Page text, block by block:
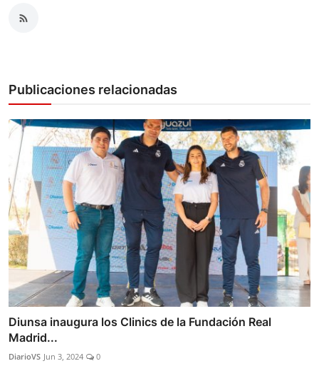
Publicaciones relacionadas
Diunsa inaugura los Clinics de la Fundación Real
Madrid...
DiarioVS Jun 3, 2024 0